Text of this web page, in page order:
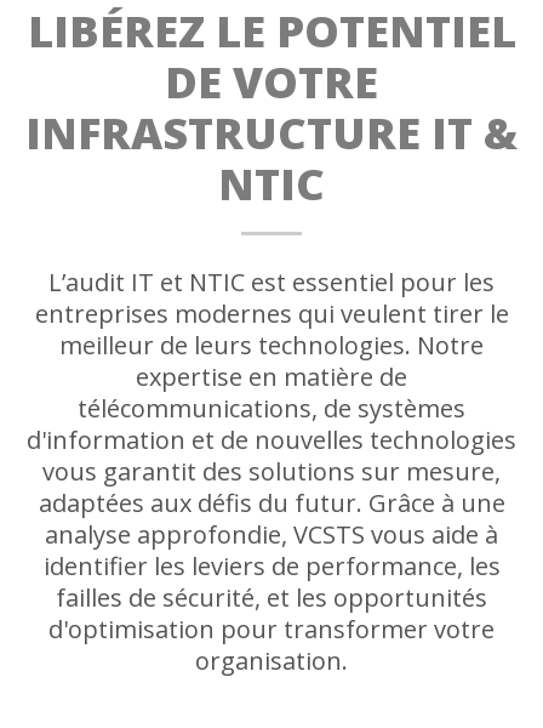
LIBÉREZ LE POTENTIEL
DE VOTRE
INFRASTRUCTURE IT &
NTIC
L’audit IT et NTIC est essentiel pour les
entreprises modernes qui veulent tirer le
meilleur de leurs technologies. Notre
expertise en matière de
télécommunications, de systèmes
d'information et de nouvelles technologies
vous garantit des solutions sur mesure,
adaptées aux défis du futur. Grâce à une
analyse approfondie, VCSTS vous aide à
identifier les leviers de performance, les
failles de sécurité, et les opportunités
d'optimisation pour transformer votre
organisation.